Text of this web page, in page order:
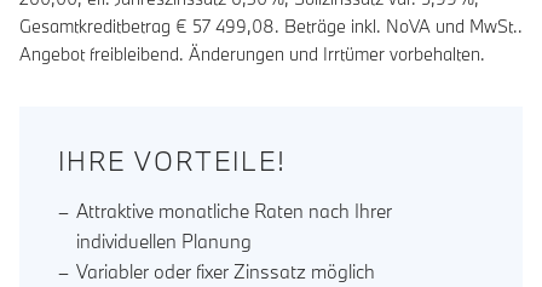
Gesamtkreditbetrag € 57 499,08. Beträge inkl. NoVA und MwSt..
Angebot freibleibend. Änderungen und Irrtümer vorbehalten.
IHRE VORTEILE!
Attraktive monatliche Raten nach Ihrer
individuellen Planung
Variabler oder fixer Zinssatz möglich